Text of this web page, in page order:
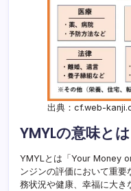
出典：cf.web-
YMYLの意味と
YMYLとは「Your Money
ンジンの評価において重
務状況や健康、幸福に大き